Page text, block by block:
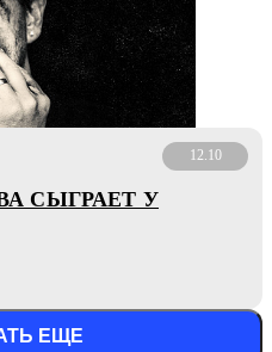
12.10
СЫГРАЕТ У
ЕЩЕ